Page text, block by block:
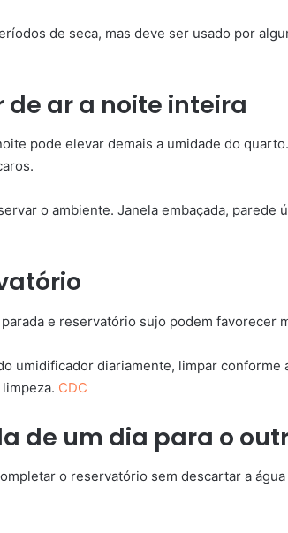
de seca, mas deve ser usado por
de ar a noite inteira
pode elevar demais a umidade do
o ambiente. Janela embaçada, parede
e reservatório sujo podem favorecer
umidificador diariamente, limpar conforme
CDC
de um dia para o
o reservatório sem descartar a